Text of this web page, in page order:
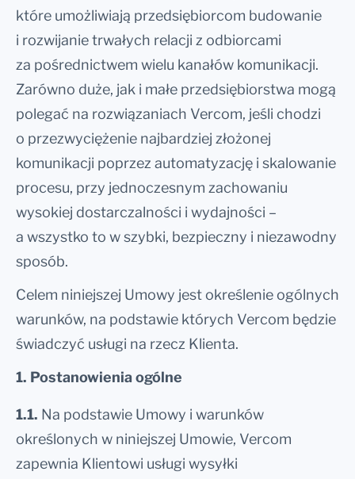
które umożliwiają przedsiębiorcom budowanie
i rozwijanie trwałych relacji z odbiorcami
za pośrednictwem wielu kanałów komunikacji.
Zarówno duże, jak i małe przedsiębiorstwa mogą
polegać na rozwiązaniach Vercom, jeśli chodzi
o przezwyciężenie najbardziej złożonej
komunikacji poprzez automatyzację i skalowanie
procesu, przy jednoczesnym zachowaniu
wysokiej dostarczalności i wydajności –
a wszystko to w szybki, bezpieczny i niezawodny
sposób.
Celem niniejszej Umowy jest określenie ogólnych
warunków, na podstawie których Vercom będzie
świadczyć usługi na rzecz Klienta.
1. Postanowienia ogólne
1.1. Na podstawie Umowy i warunków
określonych w niniejszej Umowie, Vercom
zapewnia Klientowi usługi wysyłki